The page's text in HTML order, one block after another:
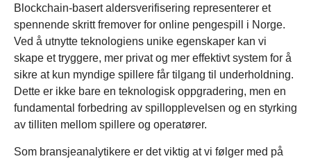
Blockchain-basert aldersverifisering representerer et
spennende skritt fremover for online pengespill i Norge.
Ved å utnytte teknologiens unike egenskaper kan vi
skape et tryggere, mer privat og mer effektivt system for å
sikre at kun myndige spillere får tilgang til underholdning.
Dette er ikke bare en teknologisk oppgradering, men en
fundamental forbedring av spillopplevelsen og en styrking
av tilliten mellom spillere og operatører.
Som bransjeanalytikere er det viktig at vi følger med på